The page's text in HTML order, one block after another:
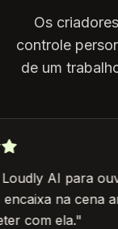
Os
controle
de um
AI para
na cena
com ela."